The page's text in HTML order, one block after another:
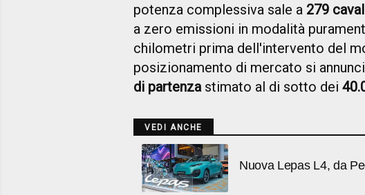
potenza complessiva sale a 279
a zero emissioni in modalità
chilometri prima dell'intervento del
posizionamento di mercato si
di partenza stimato al di sotto dei
VEDI ANCHE
Nuova Lepas L4, da